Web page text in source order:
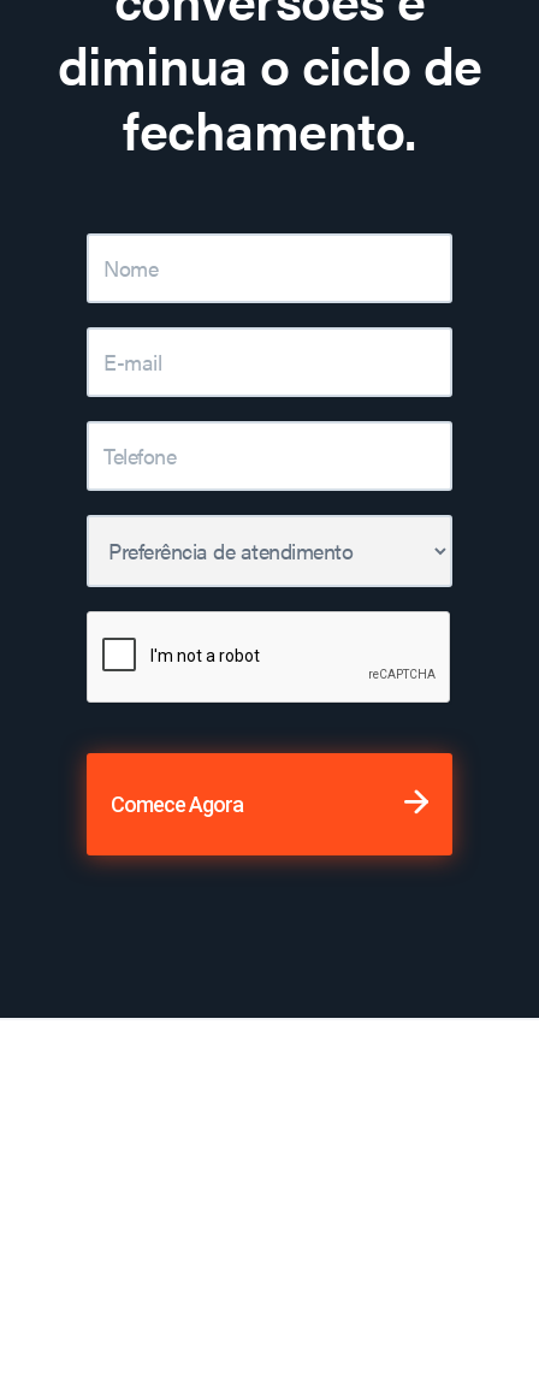
diminua o ciclo de
fechamento.
Comece Agora